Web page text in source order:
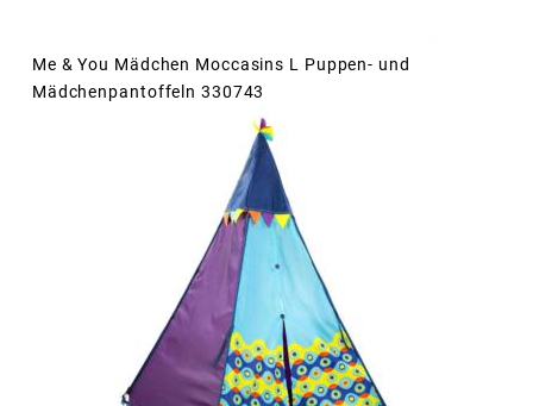
Me & You Mädchen Moccasins L Puppen- und
Mädchenpantoffeln 330743